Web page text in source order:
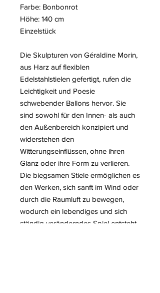
Farbe: Bonbonrot
Höhe: 140 cm
Einzelstück
Die Skulpturen von Géraldine Morin,
aus Harz auf flexiblen
Edelstahlstielen gefertigt, rufen die
Leichtigkeit und Poesie
schwebender Ballons hervor. Sie
sind sowohl für den Innen- als auch
den Außenbereich konzipiert und
widerstehen den
Witterungseinflüssen, ohne ihren
Glanz oder ihre Form zu verlieren.
Die biegsamen Stiele ermöglichen es
den Werken, sich sanft im Wind oder
durch die Raumluft zu bewegen,
wodurch ein lebendiges und sich
ständig veränderndes Spiel entsteht.